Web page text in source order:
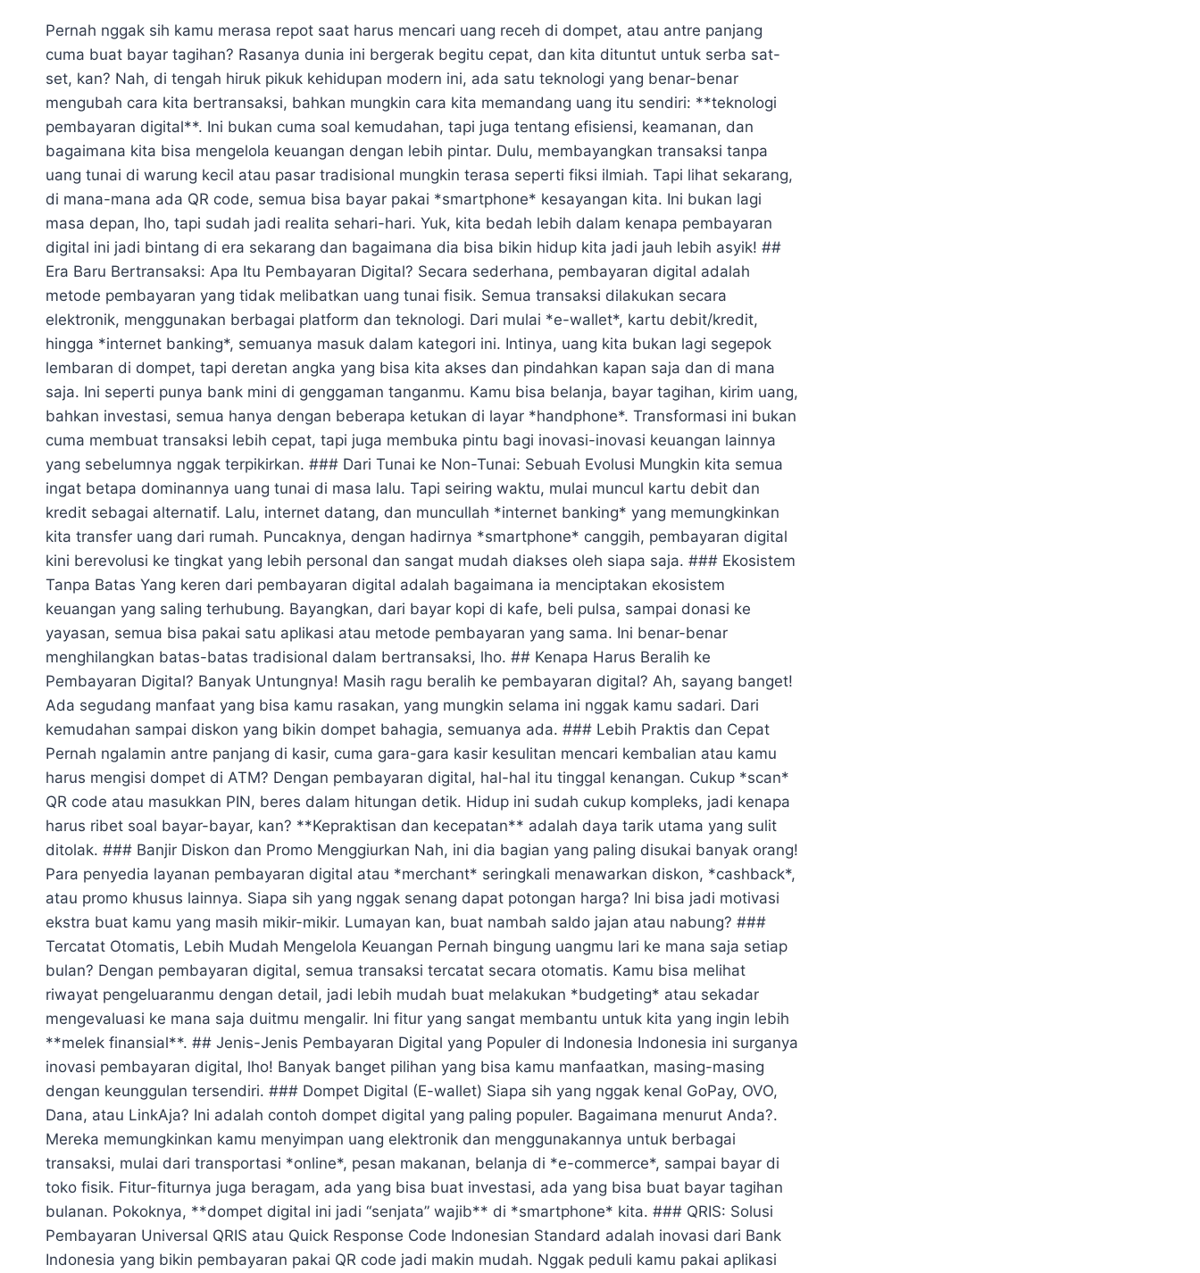
Pernah nggak sih kamu merasa repot saat harus mencari uang receh di dompet, atau antre panjang
cuma buat bayar tagihan? Rasanya dunia ini bergerak begitu cepat, dan kita dituntut untuk serba sat-
set, kan? Nah, di tengah hiruk pikuk kehidupan modern ini, ada satu teknologi yang benar-benar
mengubah cara kita bertransaksi, bahkan mungkin cara kita memandang uang itu sendiri: **teknologi
pembayaran digital**. Ini bukan cuma soal kemudahan, tapi juga tentang efisiensi, keamanan, dan
bagaimana kita bisa mengelola keuangan dengan lebih pintar. Dulu, membayangkan transaksi tanpa
uang tunai di warung kecil atau pasar tradisional mungkin terasa seperti fiksi ilmiah. Tapi lihat sekarang,
di mana-mana ada QR code, semua bisa bayar pakai *smartphone* kesayangan kita. Ini bukan lagi
masa depan, lho, tapi sudah jadi realita sehari-hari. Yuk, kita bedah lebih dalam kenapa pembayaran
digital ini jadi bintang di era sekarang dan bagaimana dia bisa bikin hidup kita jadi jauh lebih asyik! ##
Era Baru Bertransaksi: Apa Itu Pembayaran Digital? Secara sederhana, pembayaran digital adalah
metode pembayaran yang tidak melibatkan uang tunai fisik. Semua transaksi dilakukan secara
elektronik, menggunakan berbagai platform dan teknologi. Dari mulai *e-wallet*, kartu debit/kredit,
hingga *internet banking*, semuanya masuk dalam kategori ini. Intinya, uang kita bukan lagi segepok
lembaran di dompet, tapi deretan angka yang bisa kita akses dan pindahkan kapan saja dan di mana
saja. Ini seperti punya bank mini di genggaman tanganmu. Kamu bisa belanja, bayar tagihan, kirim uang,
bahkan investasi, semua hanya dengan beberapa ketukan di layar *handphone*. Transformasi ini bukan
cuma membuat transaksi lebih cepat, tapi juga membuka pintu bagi inovasi-inovasi keuangan lainnya
yang sebelumnya nggak terpikirkan. ### Dari Tunai ke Non-Tunai: Sebuah Evolusi Mungkin kita semua
ingat betapa dominannya uang tunai di masa lalu. Tapi seiring waktu, mulai muncul kartu debit dan
kredit sebagai alternatif. Lalu, internet datang, dan muncullah *internet banking* yang memungkinkan
kita transfer uang dari rumah. Puncaknya, dengan hadirnya *smartphone* canggih, pembayaran digital
kini berevolusi ke tingkat yang lebih personal dan sangat mudah diakses oleh siapa saja. ### Ekosistem
Tanpa Batas Yang keren dari pembayaran digital adalah bagaimana ia menciptakan ekosistem
keuangan yang saling terhubung. Bayangkan, dari bayar kopi di kafe, beli pulsa, sampai donasi ke
yayasan, semua bisa pakai satu aplikasi atau metode pembayaran yang sama. Ini benar-benar
menghilangkan batas-batas tradisional dalam bertransaksi, lho. ## Kenapa Harus Beralih ke
Pembayaran Digital? Banyak Untungnya! Masih ragu beralih ke pembayaran digital? Ah, sayang banget!
Ada segudang manfaat yang bisa kamu rasakan, yang mungkin selama ini nggak kamu sadari. Dari
kemudahan sampai diskon yang bikin dompet bahagia, semuanya ada. ### Lebih Praktis dan Cepat
Pernah ngalamin antre panjang di kasir, cuma gara-gara kasir kesulitan mencari kembalian atau kamu
harus mengisi dompet di ATM? Dengan pembayaran digital, hal-hal itu tinggal kenangan. Cukup *scan*
QR code atau masukkan PIN, beres dalam hitungan detik. Hidup ini sudah cukup kompleks, jadi kenapa
harus ribet soal bayar-bayar, kan? **Kepraktisan dan kecepatan** adalah daya tarik utama yang sulit
ditolak. ### Banjir Diskon dan Promo Menggiurkan Nah, ini dia bagian yang paling disukai banyak orang!
Para penyedia layanan pembayaran digital atau *merchant* seringkali menawarkan diskon, *cashback*,
atau promo khusus lainnya. Siapa sih yang nggak senang dapat potongan harga? Ini bisa jadi motivasi
ekstra buat kamu yang masih mikir-mikir. Lumayan kan, buat nambah saldo jajan atau nabung? ###
Tercatat Otomatis, Lebih Mudah Mengelola Keuangan Pernah bingung uangmu lari ke mana saja setiap
bulan? Dengan pembayaran digital, semua transaksi tercatat secara otomatis. Kamu bisa melihat
riwayat pengeluaranmu dengan detail, jadi lebih mudah buat melakukan *budgeting* atau sekadar
mengevaluasi ke mana saja duitmu mengalir. Ini fitur yang sangat membantu untuk kita yang ingin lebih
**melek finansial**. ## Jenis-Jenis Pembayaran Digital yang Populer di Indonesia Indonesia ini surganya
inovasi pembayaran digital, lho! Banyak banget pilihan yang bisa kamu manfaatkan, masing-masing
dengan keunggulan tersendiri. ### Dompet Digital (E-wallet) Siapa sih yang nggak kenal GoPay, OVO,
Dana, atau LinkAja? Ini adalah contoh dompet digital yang paling populer. Bagaimana menurut Anda?.
Mereka memungkinkan kamu menyimpan uang elektronik dan menggunakannya untuk berbagai
transaksi, mulai dari transportasi *online*, pesan makanan, belanja di *e-commerce*, sampai bayar di
toko fisik. Fitur-fiturnya juga beragam, ada yang bisa buat investasi, ada yang bisa buat bayar tagihan
bulanan. Pokoknya, **dompet digital ini jadi “senjata” wajib** di *smartphone* kita. ### QRIS: Solusi
Pembayaran Universal QRIS atau Quick Response Code Indonesian Standard adalah inovasi dari Bank
Indonesia yang bikin pembayaran pakai QR code jadi makin mudah. Nggak peduli kamu pakai aplikasi